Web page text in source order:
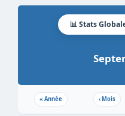
📊 Stats
« Année ‹Mois